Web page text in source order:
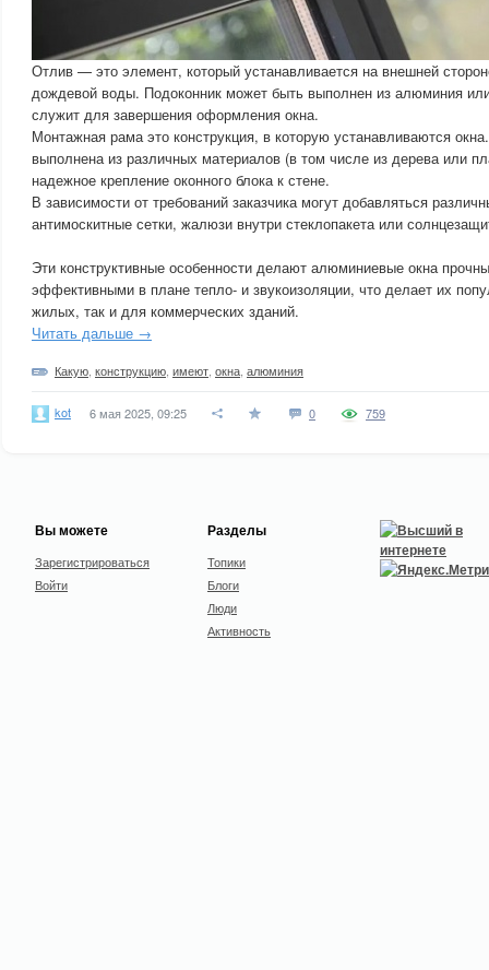
Отлив — это элемент, который устанавливается на внешней
дождевой воды. Подоконник может быть выполнен из алюминия
служит для завершения оформления окна.
Монтажная рама это конструкция, в которую устанавливаются
выполнена из различных материалов (в том числе из дерева или
надежное крепление оконного блока к стене.
В зависимости от требований заказчика могут добавляться
антимоскитные сетки, жалюзи внутри стеклопакета или
Эти конструктивные особенности делают алюминиевые окна
эффективными в плане тепло- и звукоизоляции, что делает их
жилых, так и для коммерческих зданий.
Читать дальше →
Какую конструкцию имеют окна алюминия
kot 6 мая 2025, 09:25 0 759
Вы можете
Зарегистрироваться
Войти
Разделы
Топики
Блоги
Люди
Активность